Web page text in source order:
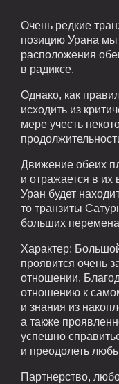
Очень редкие
позицию Урана мы
расположения
в радиксе.
Однако, как
исходить из
мере учесть
Движение обеих
и отражается в их
Уран будет
то транзиты
больших
Характер:
проявится очень
отношении.
отношению к
и знания из
а также
успешно
и преодолеть
Партнерство,